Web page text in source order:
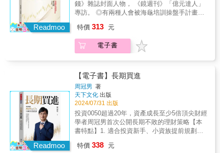
開始問這些問題，它就已經不是普通的交易書
了。──余鎮文，前JPMorgan 執行董事、《曼
報Pro》共同創辦人 投資不該是每天被財經新
易》帶我們跳脫預測市場的迷思，看14位頂級
操盤手如何化繁為簡。其實，交易就像經營生
活與事業：坦然接受不確定性、果斷停損控管
這套紀律都能幫你穩步獲利，誠摯推薦給想在
投資中找回從容節奏的你！──股人阿勳，價值
投資實踐者 如果投資只能用一種心法，我會
說：順勢交易。這是一本說透投資本質的好
書，教你從投資獲利的根本原理出發──順勢交
易、尊重市場。作者麥可．卡威爾憑藉深厚功
力，歸納出各路贏家的獲利祕訣。書裡不教複
麼市場，交易什麼商品，甚至不論多空環境都
單，讓你在拿到任何口味時，都能優雅地品嚐
出幸福。誰適合閱讀本書？【投資小白】 不
教技術分析，看清金融本質，解構理財真相，
財，透過財務規劃精準定位資產，打造堅實的
財務堡壘。【準退休族】 不選股，領悟複利
藝術，參與一流企業成長，優雅奔向財務自
紀律，守住誠實報酬，避開暴利陷阱。【股海
受災戶】遠離情緒砍倉，定錨心理素質，戰勝
人性天敵，在股災中安然入睡。
華｜惠文高中圖書館主任鄧惠文｜精神科醫師
蕭彤雯｜知名主持人／前主播謝文憲｜企業講
Readmoo
錢》雜誌封面人物， 《鏡週刊》「億元達人」
專訪。 ◎有兩種人會被海龜培訓操盤手計畫淘
由一旦消失就退場！停損別沮喪，你要讚美自
己「堅守紀律」。 ◎盤整後第一支長紅K該進
場？這是主力幫你撐地板的安全價。 ◎活著，
發言人的口吻、表情，都是情報。 作者雷老闆
（王韋閔），中興大學財金所畢業， 現為投顧
董事長及分析師，YouTube頻道總瀏覽量已突
破200萬人次。 研究所畢業後，他加入元大期
貨的「海龜培訓操盤手計畫」， 接受為期8個
月（沒有薪水）的交易訓練。 過程中模擬各國
股市，嚴守進出場紀律，最終通過選拔，成為
實戰操盤人。 海龜結訓後，他先後任職自營商
部門、可轉債部門，及證券法人部門， 至今參
特價 313 元
電子書
Readmoo
【電子書】長期買進
周冠男 著
天下文化 出版
2024/07/31 出版
投資0050超過20年，資產成長至少5倍頂尖財經
學者周冠男首次公開長期不敗的理財策略【本
書特點】1. 適合投資新手、小資族提前規劃退
權、期貨、虛擬資產及房地產等投資商品優缺
特價 338 元